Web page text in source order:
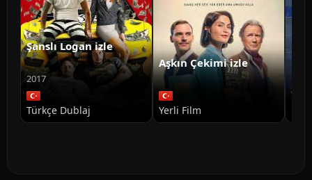
Şanslı Logan izle
2017
Türkçe Dublaj
Aşkın Çekimi izle
Yerli Film